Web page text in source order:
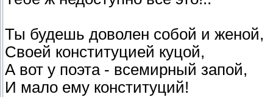
Ты будешь доволен собой и женой,
Своей конституцией куцой,
А вот у поэта - всемирный запой,
И мало ему конституций!